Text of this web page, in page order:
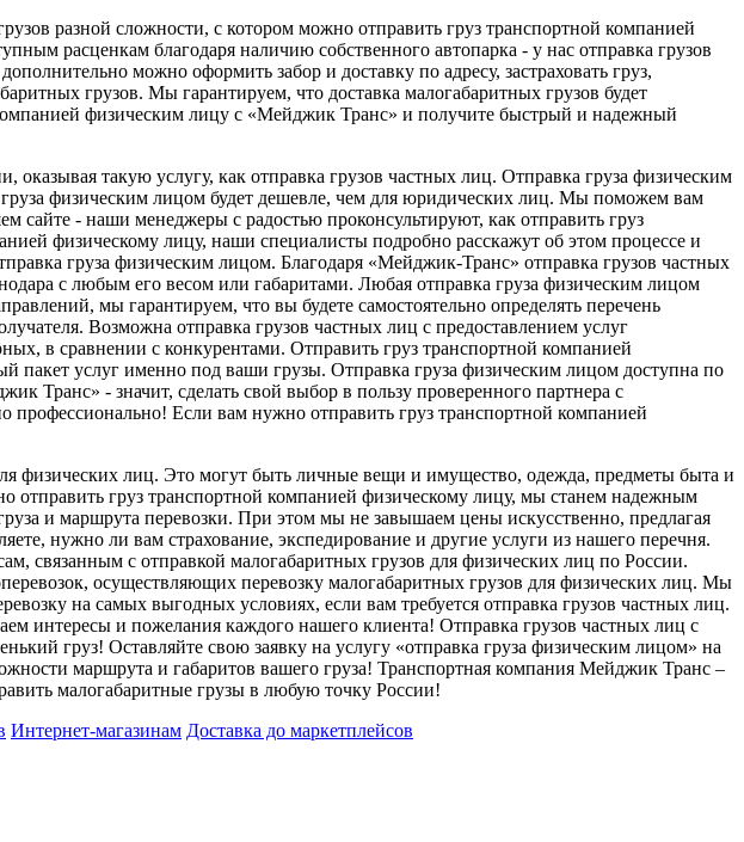
разной сложности, с котором можно отправить груз транспортной компанией
расценкам благодаря наличию собственного автопарка - у нас отправка грузов
можно оформить забор и доставку по адресу, застраховать груз,
грузов. Мы гарантируем, что доставка малогабаритных грузов будет
физическим лицу с «Мейджик Транс» и получите быстрый и надежный
такую услугу, как отправка грузов частных лиц. Отправка груза физическим
физическим лицом будет дешевле, чем для юридических лиц. Мы поможем вам
сайте - наши менеджеры с радостью проконсультируют, как отправить груз
физическому лицу, наши специалисты подробно расскажут об этом процессе и
груза физическим лицом. Благодаря «Мейджик-Транс» отправка грузов частных
с любым его весом или габаритами. Любая отправка груза физическим лицом
мы гарантируем, что вы будете самостоятельно определять перечень
Возможна отправка грузов частных лиц с предоставлением услуг
в сравнении с конкурентами. Отправить груз транспортной компанией
услуг именно под ваши грузы. Отправка груза физическим лицом доступна по
Транс» - значит, сделать свой выбор в пользу проверенного партнера с
Если вам нужно отправить груз транспортной компанией
физических лиц. Это могут быть личные вещи и имущество, одежда, предметы быта и
отправить груз транспортной компанией физическому лицу, мы станем надежным
и маршрута перевозки. При этом мы не завышаем цены искусственно, предлагая
нужно ли вам страхование, экспедирование и другие услуги из нашего перечня.
связанным с отправкой малогабаритных грузов для физических лиц по России.
осуществляющих перевозку малогабаритных грузов для физических лиц. Мы
на самых выгодных условиях, если вам требуется отправка грузов частных лиц.
интересы и пожелания каждого нашего клиента! Отправка грузов частных лиц с
груз! Оставляйте свою заявку на услугу «отправка груза физическим лицом» на
маршрута и габаритов вашего груза! Транспортная компания Мейджик Транс –
малогабаритные грузы в любую точку России!
Интернет-магазинам Доставка до маркетплейсов